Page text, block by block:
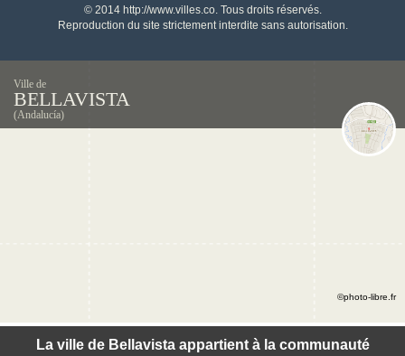
© 2014 http://www.villes.co. Tous droits réservés.
Reproduction du site strictement interdite sans autorisation.
Ville de
BELLAVISTA
(Andalucía)
La ville de Bellavista appartient à la communauté
©photo-libre.fr